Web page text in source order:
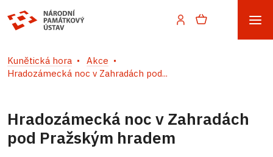
Kunětická hora
Akce
Hradozámecká noc v Zahradách pod...
Hradozámecká noc v Zahradách
pod Pražským hradem